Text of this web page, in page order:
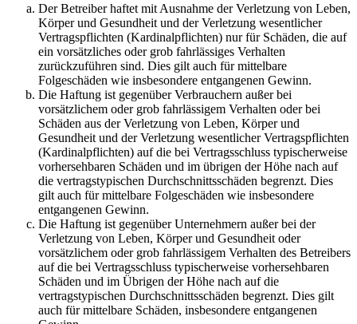
Der Betreiber haftet mit Ausnahme der Verletzung von Leben,
Körper und Gesundheit und der Verletzung wesentlicher
Vertragspflichten (Kardinalpflichten) nur für Schäden, die auf
ein vorsätzliches oder grob fahrlässiges Verhalten
zurückzuführen sind. Dies gilt auch für mittelbare
Folgeschäden wie insbesondere entgangenen Gewinn.
Die Haftung ist gegenüber Verbrauchern außer bei
vorsätzlichem oder grob fahrlässigem Verhalten oder bei
Schäden aus der Verletzung von Leben, Körper und
Gesundheit und der Verletzung wesentlicher Vertragspflichten
(Kardinalpflichten) auf die bei Vertragsschluss typischerweise
vorhersehbaren Schäden und im übrigen der Höhe nach auf
die vertragstypischen Durchschnittsschäden begrenzt. Dies
gilt auch für mittelbare Folgeschäden wie insbesondere
entgangenen Gewinn.
Die Haftung ist gegenüber Unternehmern außer bei der
Verletzung von Leben, Körper und Gesundheit oder
vorsätzlichem oder grob fahrlässigem Verhalten des Betreibers
auf die bei Vertragsschluss typischerweise vorhersehbaren
Schäden und im Übrigen der Höhe nach auf die
vertragstypischen Durchschnittsschäden begrenzt. Dies gilt
auch für mittelbare Schäden, insbesondere entgangenen